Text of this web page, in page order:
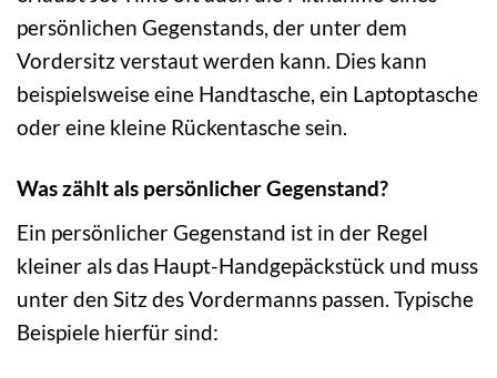
persönlichen Gegenstands, der unter dem
Vordersitz verstaut werden kann. Dies kann
beispielsweise eine Handtasche, ein Laptoptasche
oder eine kleine Rückentasche sein.
Was zählt als persönlicher Gegenstand?
Ein persönlicher Gegenstand ist in der Regel
kleiner als das Haupt-Handgepäckstück und muss
unter den Sitz des Vordermanns passen. Typische
Beispiele hierfür sind: